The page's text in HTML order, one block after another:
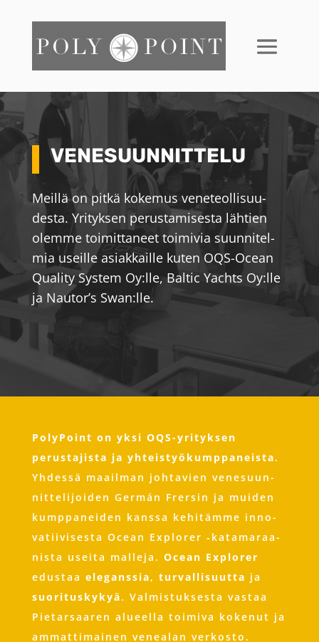
VENESUUNNITTELU
Meillä on pit­kä koke­mus vene­te­ol­li­su­u­
des­ta. Yri­tyk­sen perus­ta­mi­ses­ta läh­ti­en
olem­me toi­mit­ta­ne­et toi­mi­via suun­ni­tel­
mia useil­le asi­ak­ka­il­le kuten OQS-Oce­an
Qua­li­ty System Oy:lle, Bal­tic Yachts Oy:lle
ja Nautor’s Swan:lle.
Poly­Point on yksi OQS-yri­tyk­sen
perusta­jis­ta ja yhte­i­styökump­pa­neis­ta.
Yhdes­sä maail­man johta­vi­en vene­su­un­
nit­te­lijo­i­den Ger­mán Frersin ja mui­den
kump­pa­nei­den kans­sa kehitäm­me inno­
va­ti­i­vi­ses­ta Oce­an Explo­rer ‑kata­ma­raa­
nis­ta usei­ta mal­le­ja. Oce­an Explo­rer
edu­staa ele­gans­sia, tur­valli­su­ut­ta ja
suo­ri­tu­skykyä. Val­mistukses­ta vas­taa
Pie­tarsaa­ren alu­e­el­la toi­mi­va kokenut ja
ammat­ti­mai­nen vene­a­lan verkosto.